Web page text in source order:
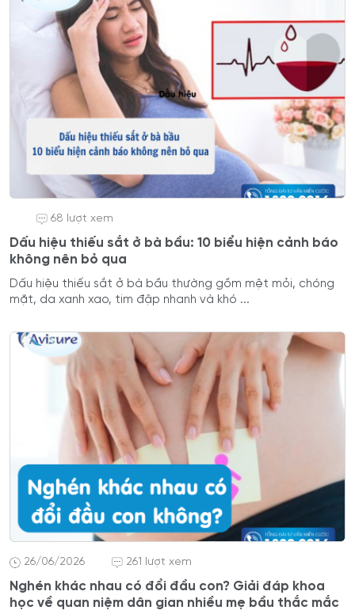
68 lượt xem
Dấu hiệu thiếu sắt ở bà bầu: 10 biểu hiện cảnh báo
không nên bỏ qua
Dấu hiệu thiếu sắt ở bà bầu thường gồm mệt mỏi, chóng
mặt, da xanh xao, tim đập nhanh và khó ...
26/06/2026 261 lượt xem
Nghén khác nhau có đổi đầu con? Giải đáp khoa
học về quan niệm dân gian nhiều mẹ bầu thắc mắc